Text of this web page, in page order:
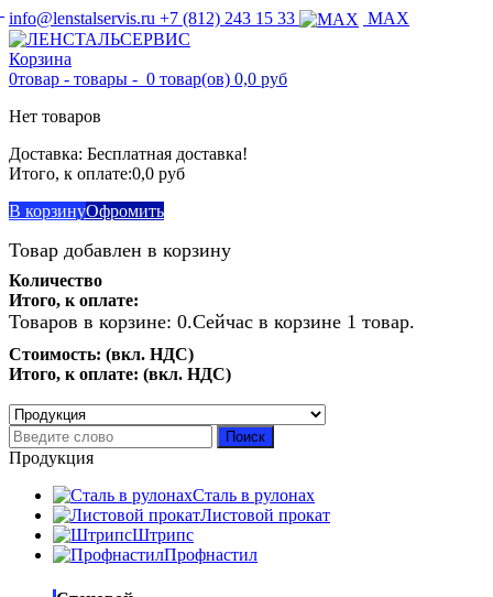
info@lenstalservis.ru +7 (812) 243 15 33 MAX
Корзина
0товар - товары - 0 товар(ов) 0,0 руб
Нет товаров
Доставка: Бесплатная доставка!
Итого, к оплате:0,0 руб
В корзинуОфромить
Товар добавлен в корзину
Количество
Итого, к оплате:
Товаров в корзине: 0.Сейчас в корзине 1 товар.
Стоимость: (вкл. НДС)
Итого, к оплате: (вкл. НДС)
Поиск
Продукция
Сталь в рулонах
Листовой прокат
Штрипс
Профнастил